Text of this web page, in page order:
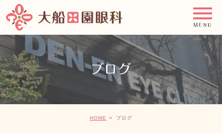
ブログ
HOME ブログ